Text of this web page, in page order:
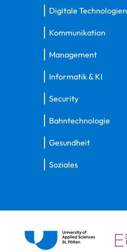
Digitale Technologien
Kommunikation
Management
Informatik & KI
Security
Bahntechnologie
Gesundheit
Soziales